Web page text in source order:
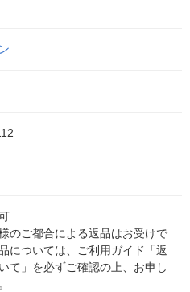
のご都合による返品はお受けで
については、ご利用ガイド「返
て」を必ずご確認の上、お申し